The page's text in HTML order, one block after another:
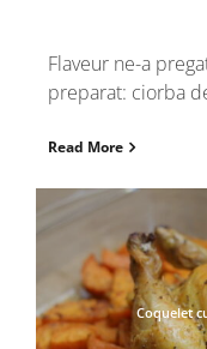
Flaveur ne-a
preparat: ciorba
Read More
Coquelet